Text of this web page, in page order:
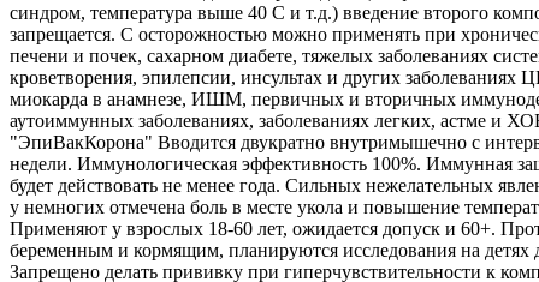
синдром, температура выше 40 С и т.д.) введение второго
запрещается. С осторожностью можно применять при
печени и почек, сахарном диабете, тяжелых заболеваниях
кроветворения, эпилепсии, инсультах и других заболеваниях
миокарда в анамнезе, ИШМ, первичных и вторичных
аутоиммунных заболеваниях, заболеваниях легких, астме и
"ЭпиВакКорона" Вводится двукратно внутримышечно с
недели. Иммунологическая эффективность 100%. Иммунная
будет действовать не менее года. Сильных нежелательных
у немногих отмечена боль в месте укола и повышение
Применяют у взрослых 18-60 лет, ожидается допуск и 60+.
беременным и кормящим, планируются исследования на детях
Запрещено делать прививку при гиперчувствительности к